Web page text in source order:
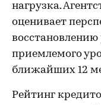
нагрузка.
оценивает
восстановлению
приемлемого
ближайших 12
Рейтинг